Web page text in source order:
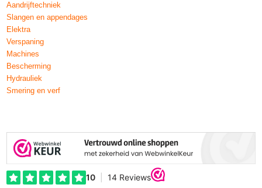
Aandrijftechniek
Slangen en appendages
Elektra
Verspaning
Machines
Bescherming
Hydrauliek
Smering en verf